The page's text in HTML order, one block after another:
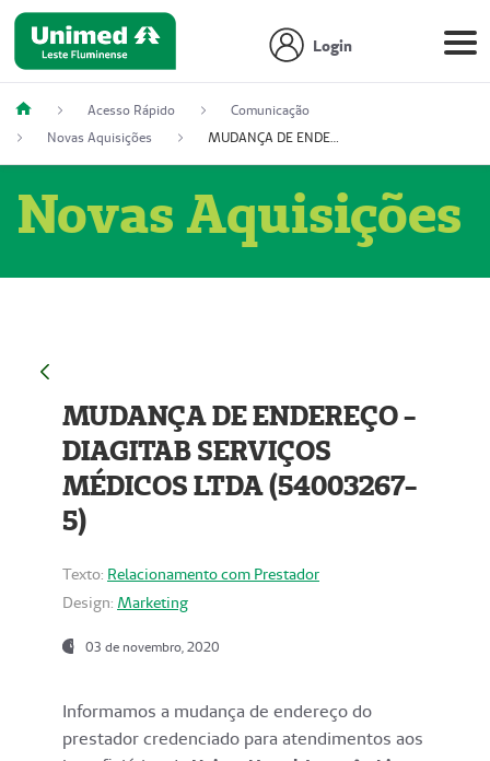
Login
Acesso Rápido
Comunicação
Novas Aquisições
MUDANÇA DE ENDEREÇO - DIAGITAB SERVIÇOS MÉDICOS LTDA (54003267-5)
Novas Aquisições
MUDANÇA DE ENDEREÇO -
DIAGITAB SERVIÇOS
MÉDICOS LTDA (54003267-
5)
Texto: Relacionamento com Prestador
Design: Marketing
03 de novembro, 2020
Informamos a mudança de endereço do
prestador credenciado para atendimentos aos